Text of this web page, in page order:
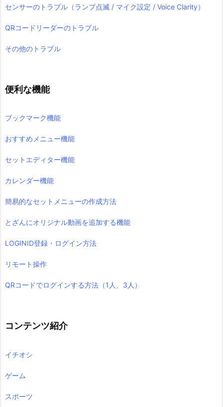
センサーのトラブル（ランプ点滅 / マイク設定 / Voice Clarity）
QRコードリーダーのトラブル
その他のトラブル
便利な機能
ブックマーク機能
おすすめメニュー機能
セットエディター機能
カレンダー機能
簡易的なセットメニューの作成方法
とざんにオリジナル動画を追加する機能
LOGINID登録・ログイン方法
リモート操作
QRコードでログインする方法（1人、3人）
コンテンツ紹介
イチオシ
ゲーム
スポーツ